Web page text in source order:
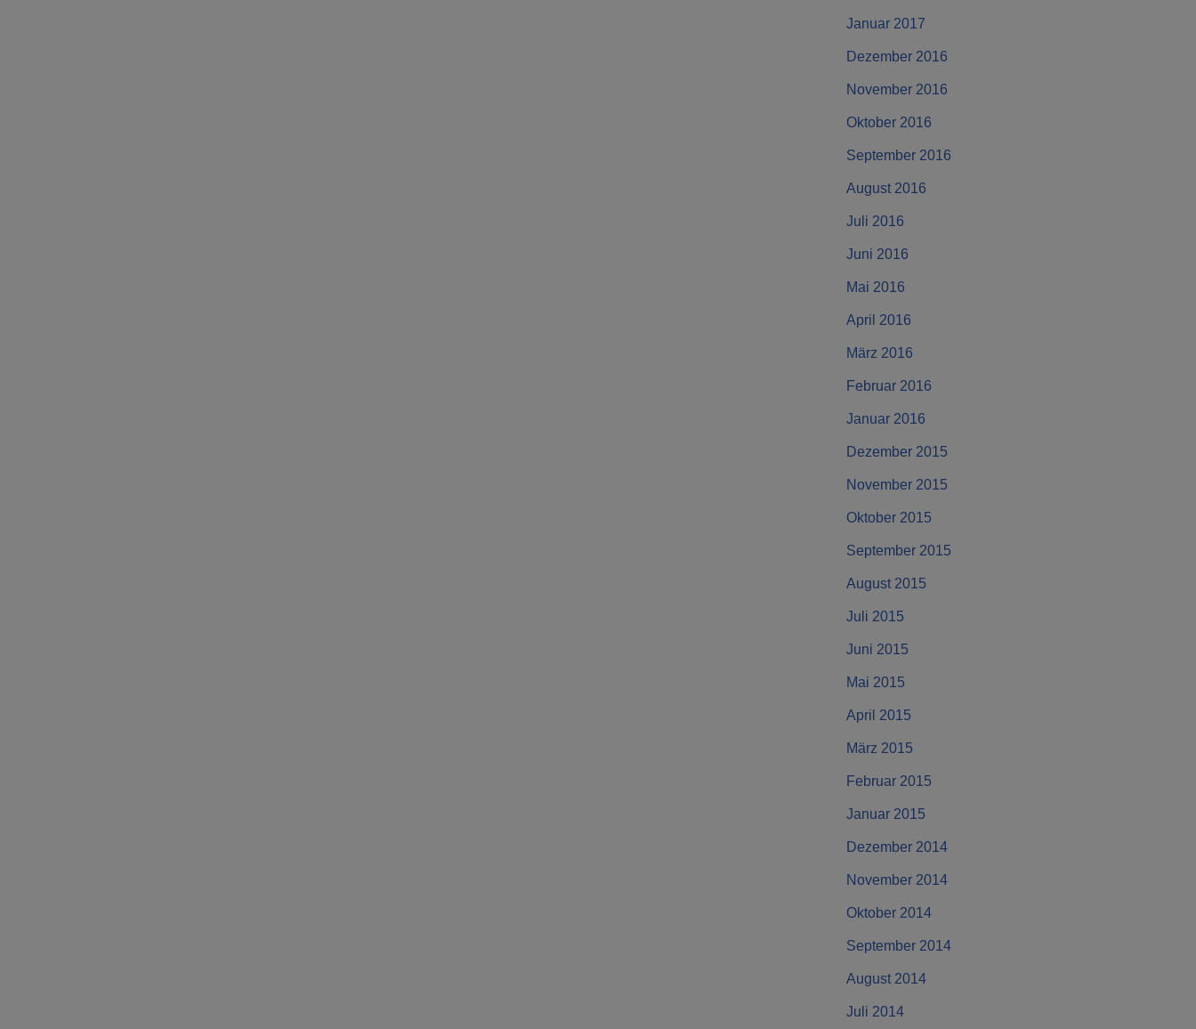
Januar 2017
Dezember 2016
November 2016
Oktober 2016
September 2016
August 2016
Juli 2016
Juni 2016
Mai 2016
April 2016
März 2016
Februar 2016
Januar 2016
Dezember 2015
November 2015
Oktober 2015
September 2015
August 2015
Juli 2015
Juni 2015
Mai 2015
April 2015
März 2015
Februar 2015
Januar 2015
Dezember 2014
November 2014
Oktober 2014
September 2014
August 2014
Juli 2014